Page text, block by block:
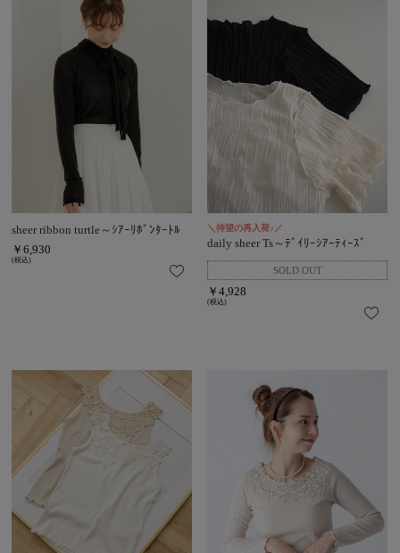
sheer ribbon turtle～ｼｱｰﾘﾎﾞﾝﾀｰﾄﾙ
￥6,930
(税込)
＼待望の再入荷♪／
daily sheer Ts～ﾃﾞｲﾘｰｼｱｰﾃｨｰｽﾞ
￥4,928
(税込)